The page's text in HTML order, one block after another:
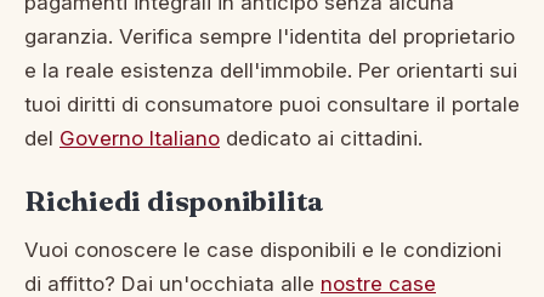
garanzia. Verifica sempre l'identita del proprietario
e la reale esistenza dell'immobile. Per orientarti sui
tuoi diritti di consumatore puoi consultare il portale
del Governo Italiano dedicato ai cittadini.
Richiedi disponibilita
Vuoi conoscere le case disponibili e le condizioni
di affitto? Dai un'occhiata alle nostre case